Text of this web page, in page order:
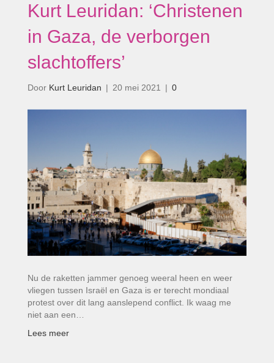
Kurt Leuridan: ‘Christenen
in Gaza, de verborgen
slachtoffers’
Door Kurt Leuridan | 20 mei 2021 | 0
Nu de raketten jammer genoeg weeral heen en weer
vliegen tussen Israël en Gaza is er terecht mondiaal
protest over dit lang aanslepend conflict. Ik waag me
niet aan een…
Lees meer